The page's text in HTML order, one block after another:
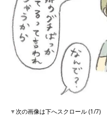
▼次の画像は下へスクロール (1/7)